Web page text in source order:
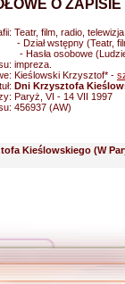
O ZAPISIE
Teatr, film, radio, telewizja
- Dział wstępny (Teatr,
- Hasła osobowe
impreza.
Kieślowski Krzysztof* -
Dni Krzysztofa
Paryż, VI - 14 VII 1997
456937 (AW)
Kieślowskiego (W